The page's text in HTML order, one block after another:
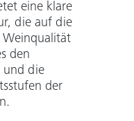
eine klare
die auf die
Weinqualität
den
und die
der